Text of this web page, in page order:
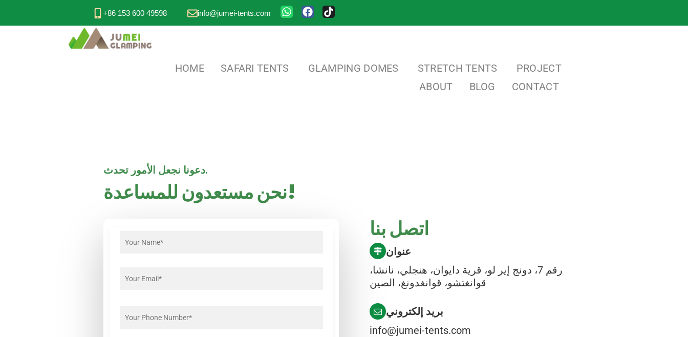
+86 153 600 49598 info@jumei-tents.com
HOME SAFARI TENTS GLAMPING DOMES STRETCH TENTS
PROJECT
ABOUT
BLOG CONTACT
دعونا نجعل الأمور تحدث.
نحن مستعدون للمساعدة!
اتصل بنا
عنوان
رقم 7، دونج إير لو، قرية دايوان، هنجلي، نانشا،
قوانغتشو، قوانغدونغ، الصين
بريد إلكتروني
info@jumei-tents.com